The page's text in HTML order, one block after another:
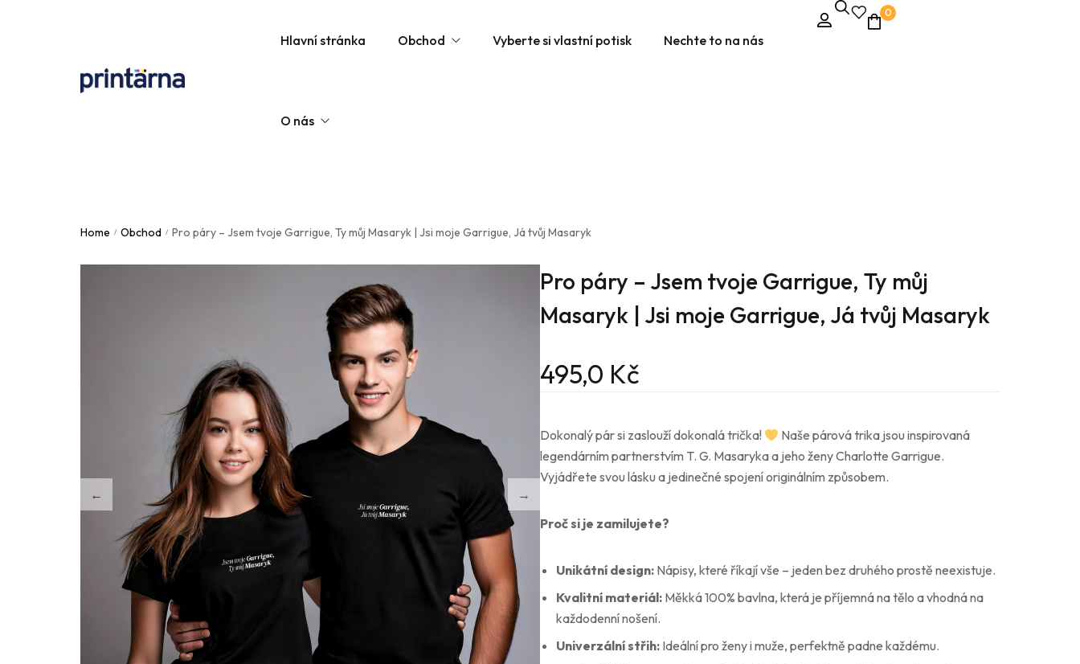
Hlavní stránka Obchod
Joma Boty
Vyberte si vlastní potisk Nechte to na nás
O nás
0
Home / Obchod / Pro páry – Jsem tvoje Garrigue, Ty můj Masaryk | Jsi moje Garrigue, Já tvůj Masaryk
Pro páry – Jsem tvoje Garrigue, Ty můj
Masaryk | Jsi moje Garrigue, Já tvůj Masaryk
495,0 Kč
Dokonalý pár si zaslouží dokonalá trička!
Naše párová trika jsou inspirovaná
legendárním partnerstvím T. G. Masaryka a jeho ženy Charlotte Garrigue.
Vyjádřete svou lásku a jedinečné spojení originálním způsobem.
Proč si je zamilujete?
Unikátní design: Nápisy, které říkají vše – jeden bez druhého prostě neexistuje.
Kvalitní materiál: Měkká 100% bavlna, která je příjemná na tělo a vhodná na
každodenní nošení.
Univerzální střih: Ideální pro ženy i muže, perfektně padne každému.